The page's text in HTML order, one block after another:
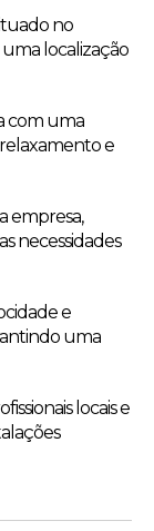
no
localização
com uma
e
empresa,
necessidades
e
uma
locais e